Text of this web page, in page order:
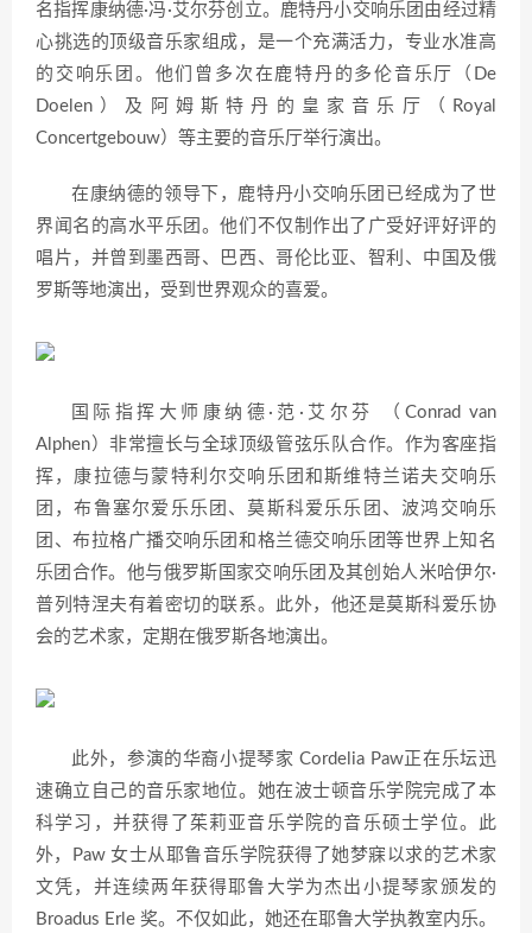
名指挥康纳德·冯·艾尔芬创立。鹿特丹小交响乐团由经过精
心挑选的顶级音乐家组成，是一个充满活力，专业水准高
的交响乐团。他们曾多次在鹿特丹的多伦音乐厅（De
Doelen）及阿姆斯特丹的皇家音乐厅（Royal
Concertgebouw）等主要的音乐厅举行演出。
在康纳德的领导下，鹿特丹小交响乐团已经成为了世
界闻名的高水平乐团。他们不仅制作出了广受好评好评的
唱片，并曾到墨西哥、巴西、哥伦比亚、智利、中国及俄
罗斯等地演出，受到世界观众的喜爱。
国际指挥大师康纳德·范·艾尔芬 （Conrad van
Alphen）非常擅长与全球顶级管弦乐队合作。作为客座指
挥，康拉德与蒙特利尔交响乐团和斯维特兰诺夫交响乐
团，布鲁塞尔爱乐乐团、莫斯科爱乐乐团、波鸿交响乐
团、布拉格广播交响乐团和格兰德交响乐团等世界上知名
乐团合作。他与俄罗斯国家交响乐团及其创始人米哈伊尔·
普列特涅夫有着密切的联系。此外，他还是莫斯科爱乐协
会的艺术家，定期在俄罗斯各地演出。
此外，参演的华裔小提琴家 Cordelia Paw正在乐坛迅
速确立自己的音乐家地位。她在波士顿音乐学院完成了本
科学习，并获得了茱莉亚音乐学院的音乐硕士学位。此
外，Paw 女士从耶鲁音乐学院获得了她梦寐以求的艺术家
文凭，并连续两年获得耶鲁大学为杰出小提琴家颁发的
Broadus Erle 奖。不仅如此，她还在耶鲁大学执教室内乐。